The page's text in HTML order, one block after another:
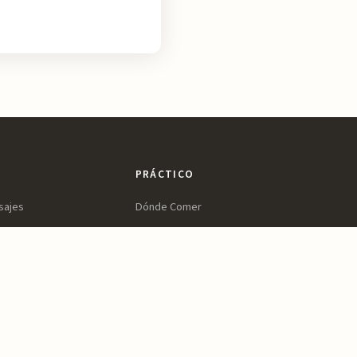
PRÁCTICO
Dónde Comer